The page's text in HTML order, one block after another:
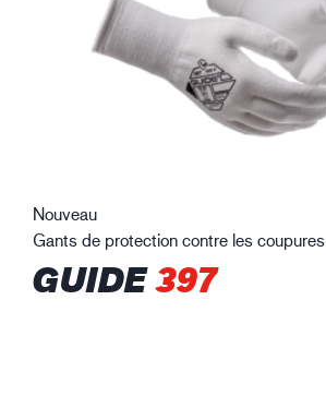
Nouveau
Gants de protection contre les coupures
GUIDE397